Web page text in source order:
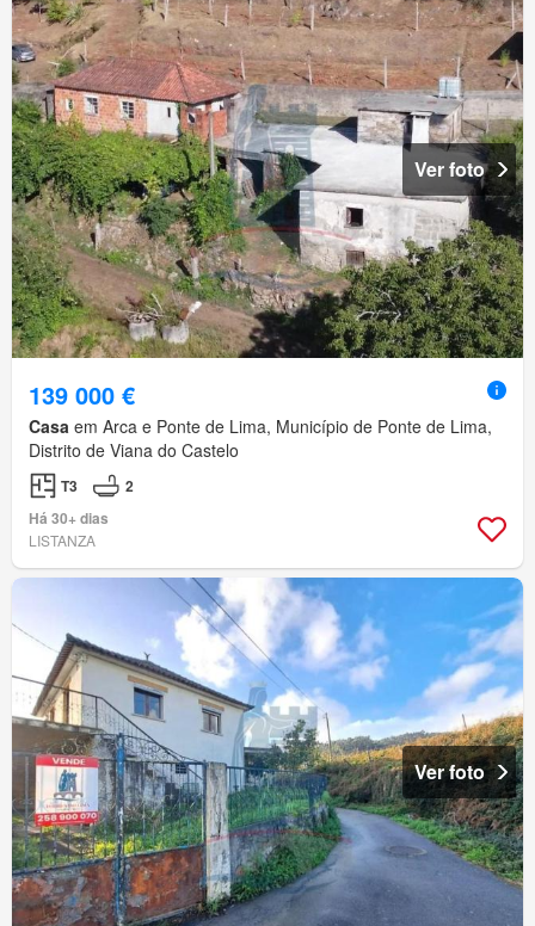
Ver foto
139 000 €
Casa em Arca e Ponte de Lima, Município de Ponte de Lima,
Distrito de Viana do Castelo
T3
2
Há 30+ dias
LISTANZA
Ver foto